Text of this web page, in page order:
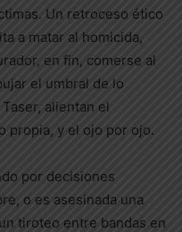
Un retroceso ético
a matar al homicida,
en fin, comerse al
el umbral de lo
alientan el
propia, y el ojo por ojo.
por decisiones
o es asesinada una
tiroteo entre bandas en